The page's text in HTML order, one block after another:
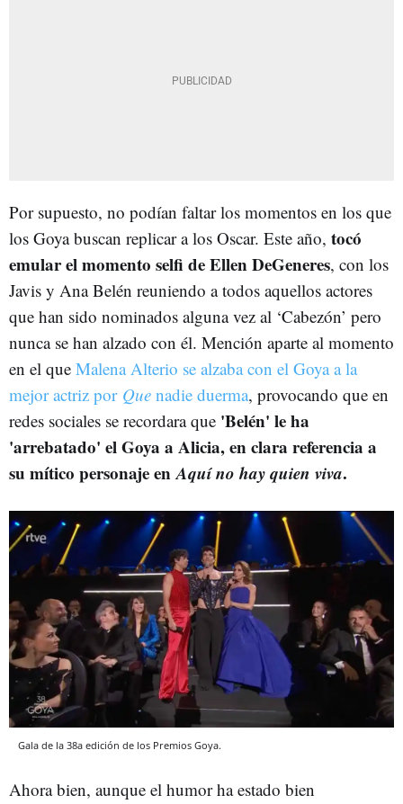
Por supuesto, no podían faltar los momentos en los que
los Goya buscan replicar a los Oscar. Este año, tocó
emular el momento selfi de Ellen DeGeneres, con los
Javis y Ana Belén reuniendo a todos aquellos actores
que han sido nominados alguna vez al ‘Cabezón’ pero
nunca se han alzado con él. Mención aparte al momento
en el que Malena Alterio se alzaba con el Goya a la
mejor actriz por Que nadie duerma, provocando que en
redes sociales se recordara que 'Belén' le ha
'arrebatado' el Goya a Alicia, en clara referencia a
su mítico personaje enAquí no hay quien viva.
Gala de la 38a edición de los Premios Goya.
Ahora bien, aunque el humor ha estado bien